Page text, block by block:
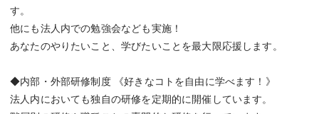
す。
他にも法人内での勉強会なども実施！
あなたのやりたいこと、学びたいことを最大限応援します。
◆内部・外部研修制度 《好きなコトを自由に学べます！》
法人内においても独自の研修を定期的に開催しています。